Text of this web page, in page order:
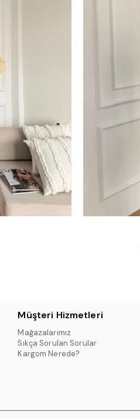
Müşteri Hizmetleri
Mağazalarımız
Sıkça Sorulan Sorular
Kargom Nerede?